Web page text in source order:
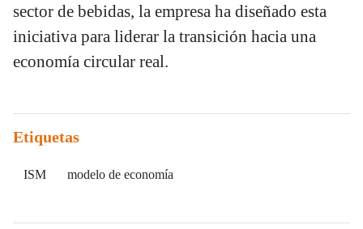
sector de bebidas, la empresa ha diseñado esta
iniciativa para liderar la transición hacia una
economía circular real.
Etiquetas
ISM modelo de economía